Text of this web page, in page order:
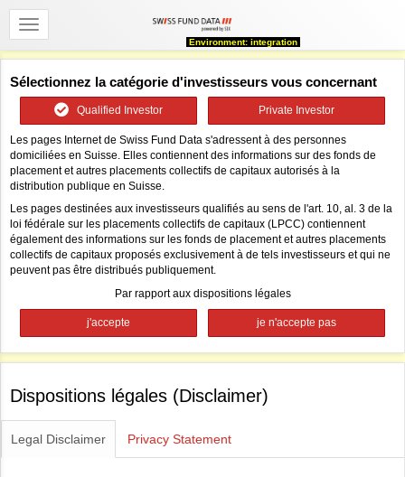
Environment: integration
Sélectionnez la catégorie d'investisseurs vous concernant
Qualified Investor Private Investor
Les pages Internet de Swiss Fund Data s'adressent à des personnes
domiciliées en Suisse. Elles contiennent des informations sur des fonds de
placement et autres placements collectifs de capitaux autorisés à la
distribution publique en Suisse.
Les pages destinées aux investisseurs qualifiés au sens de l'art. 10, al. 3 de la
loi fédérale sur les placements collectifs de capitaux (LPCC) contiennent
également des informations sur les fonds de placement et autres placements
collectifs de capitaux proposés exclusivement à de tels investisseurs et qui ne
peuvent pas être distribués publiquement.
Par rapport aux dispositions légales
Dispositions légales (Disclaimer)
Legal Disclaimer Privacy Statement